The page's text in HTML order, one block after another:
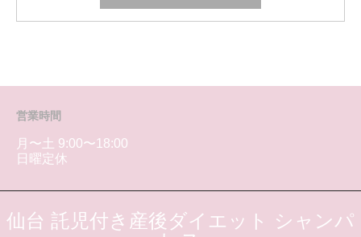
営業時間
月〜土 9:00〜18:00
日曜定休
仙台 託児付き産後ダイエット シャンパ